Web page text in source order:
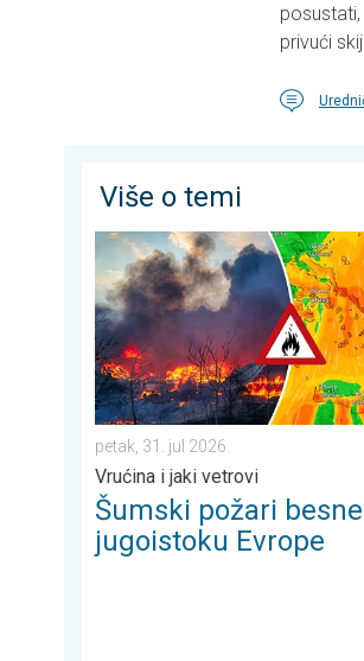
privući
Više o temi
Šumski požari besne na
petak, 31. jul 2026.
Vrućina i jaki vetrovi
Šumski požari
jugoistoku Evrope